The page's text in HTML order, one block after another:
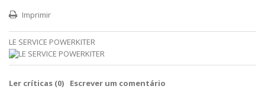
Imprimir
LE SERVICE POWERKITER
Ler críticas (0) Escrever um comentário